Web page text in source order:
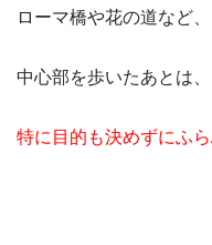
ローマ橋や花の道など、
中心部を歩いたあとは、
特に目的も決めずにふ